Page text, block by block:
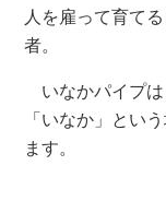
人を雇って育て
者。
いなかパイプは
「いなか」とい
ます。